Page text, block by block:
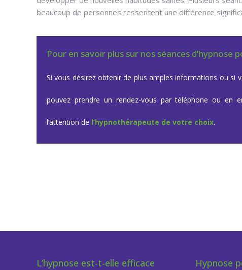
beaucoup de personnes ressentent une différence
Pour en savoir plus sur nos séances
Si vous désirez obtenir de plus amples informations ou si
pouvez prendre un rendez-vous par téléphone ou en
l’attention de l’hypnothérapeute de votre choix.
L’hypnose est-t-elle efficace
Hypnose